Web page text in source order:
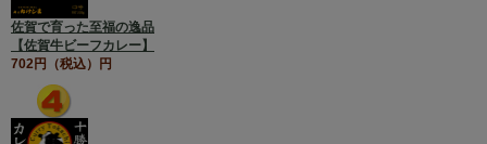
佐賀で育った至福の逸品
【佐賀牛ビーフカレー】
702円（税込）円